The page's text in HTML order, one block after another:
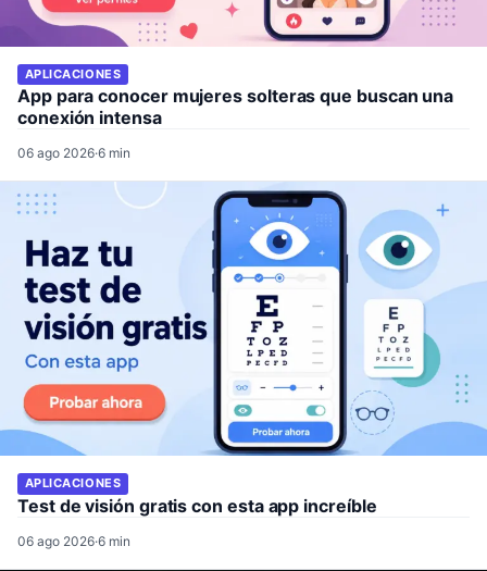
APLICACIONES
App para conocer mujeres solteras que buscan una
conexión intensa
06 ago 2026·6 min
APLICACIONES
Test de visión gratis con esta app increíble
06 ago 2026·6 min